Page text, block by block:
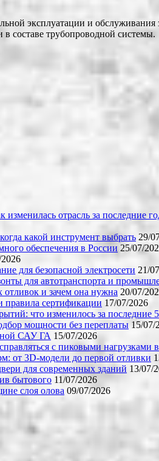
эксплуатации и
составе трубопроводной системы.
отрасль за последние
какой инструмент выбрать 29/
обеспечения в России 25/07/
для безопасной электросети 21/
для автотранспорта и
отливок и зачем она нужна 20/07/
сертификации 17/07/2026
что изменилось за последние
мощности без переплаты 15/07/
САУ ГА 15/07/2026
с пиковыми нагрузками
от 3D-модели до первой отливки
для современных зданий 13/07/
бытового 11/07/2026
слоя олова 09/07/2026